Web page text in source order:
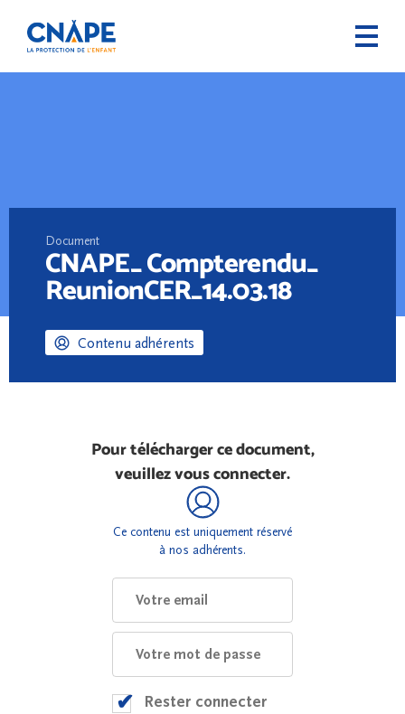
Document
CNAPE_ Compterendu_
ReunionCER_14.03.18
Contenu adhérents
Pour télécharger ce document,
veuillez vous connecter.
Ce contenu est uniquement réservé
à nos adhérents.
Rester connecter